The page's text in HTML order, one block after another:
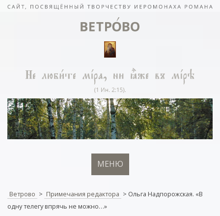
МЕНЮ
Ветрово > Примечания редактора > Ольга Надпорожская. «В
одну телегу впрячь не можно…»